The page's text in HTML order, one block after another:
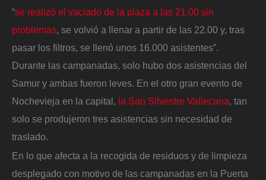
“se realizó el vaciado de la plaza a las 21.00 sin
problemas, se volvió a llenar a partir de las 22.00 y, tras
pasar los filtros, se llenó unos 16.000 asistentes”.
Durante las campanadas, solo hubo dos asistencias del
Samur y ambas fueron leves. En el otro gran evento de
Nochevieja en la capital, la San Silvestre Vallecana, tan
solo se produjeron tres asistencias sin necesidad de
traslado.
En lo que afecta a la recogida de residuos y de limpieza
desplegado con motivo de las campanadas en la Puerta